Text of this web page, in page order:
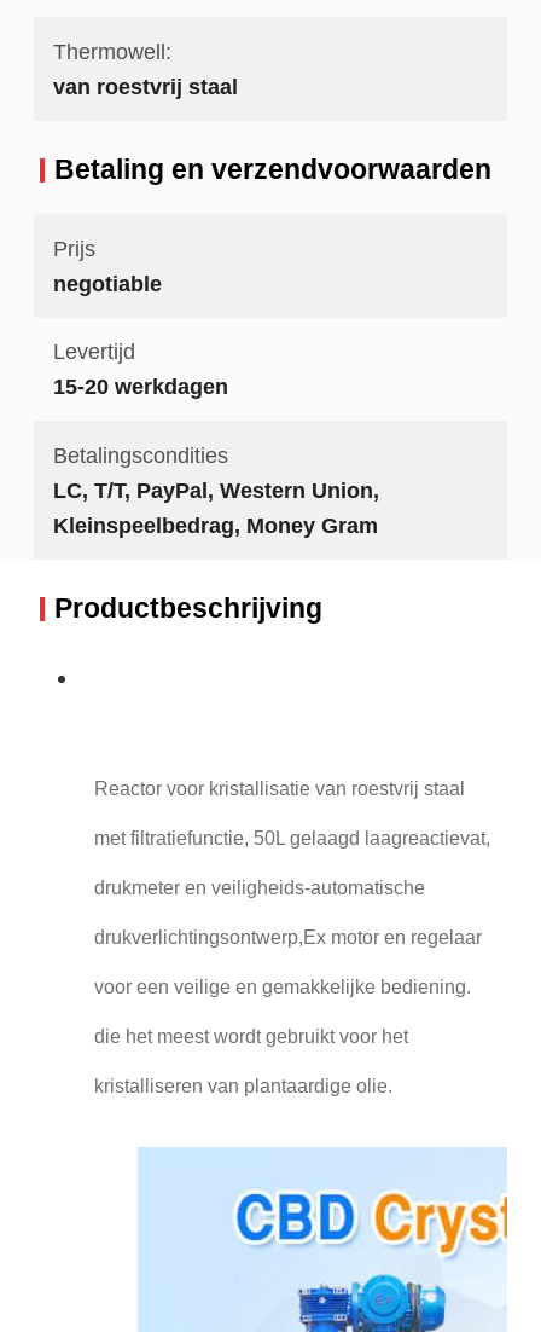
Thermowell:
van roestvrij staal
Betaling en verzendvoorwaarden
Prijs
negotiable
Levertijd
15-20 werkdagen
Betalingscondities
LC, T/T, PayPal, Western Union,
Kleinspeelbedrag, Money Gram
Productbeschrijving
Reactor voor kristallisatie van roestvrij staal
met filtratiefunctie, 50L gelaagd laagreactievat,
drukmeter en veiligheids-automatische
drukverlichtingsontwerp,Ex motor en regelaar
voor een veilige en gemakkelijke bediening.
die het meest wordt gebruikt voor het
kristalliseren van plantaardige olie.